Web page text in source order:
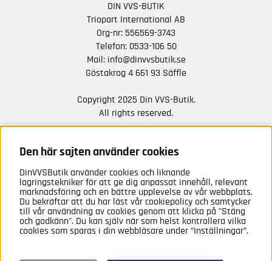
DIN VVS-BUTIK
Triopart International AB
Org-nr: 556569-3743
Telefon: 0533-106 50
Mail: info@dinvvsbutik.se
Göstakrog 4 661 93 Säffle
Copyright 2025 Din VVS-Butik.
All rights reserved.
NYHETER FRÅN OSS
Anmäl mig
Den här sajten använder cookies
DinVVSButik använder cookies och liknande
lagringstekniker för att ge dig anpassat innehåll, relevant
marknadsföring och en bättre upplevelse av vår webbplats.
Du bekräftar att du har läst vår cookiepolicy och samtycker
till vår användning av cookies genom att klicka på "Stäng
och godkänn". Du kan själv när som helst kontrollera vilka
cookies som sparas i din webbläsare under ”Inställningar”.